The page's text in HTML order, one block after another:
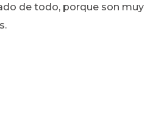
de todo, porque son muy